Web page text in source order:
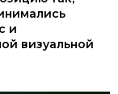
и
визуальной